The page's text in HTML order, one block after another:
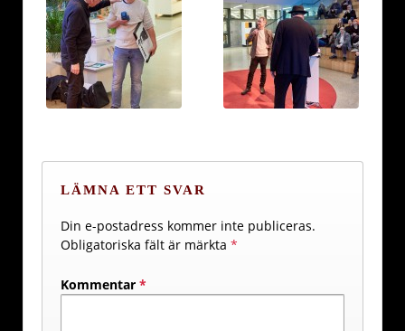
LÄMNA ETT SVAR
Din e-postadress kommer inte publiceras.
Obligatoriska fält är märkta *
Kommentar *